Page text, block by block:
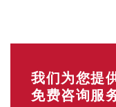
我们为您提
免费咨询服